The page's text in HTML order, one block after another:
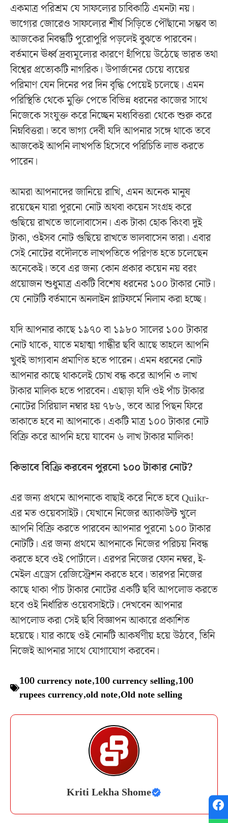
একমাত্র পরিশ্রম যে সাফল্যের চাবিকাঠি এমনটা নয়।
ভাগ্যের জোরেও সাফল্যের শীর্ষ সিড়িতে পৌঁছানো সম্ভব তা
আজকের নিবন্ধটি পুরোপুরি পড়লেই বুঝতে পারবেন।
বর্তমানে ঊর্ধ্ব দ্রব্যমূল্যের কারণে হাঁপিয়ে উঠেছে ভারত তথা
বিশ্বের প্রত্যেকটি নাগরিক। উপার্জনের চেয়ে ব্যয়ের
পরিমাণ যেন দিনের পর দিন বৃদ্ধি পেয়েই চলেছে। এমন
পরিস্থিতি থেকে মুক্তি পেতে বিভিন্ন ধরনের কাজের সাথে
নিজেকে সংযুক্ত করে নিচ্ছেন মধ্যবিত্তরা থেকে শুরু করে
নিম্নবিত্তরা। তবে ভাগ্য দেবী যদি আপনার সঙ্গে থাকে তবে
আজকেই আপনি লাখপতি হিসেবে পরিচিতি লাভ করতে
পারেন।
আমরা আপনাদের জানিয়ে রাখি, এমন অনেক মানুষ
রয়েছেন যারা পুরনো নোট অথবা কয়েন সংগ্রহ করে
গুছিয়ে রাখতে ভালোবাসেন। এক টাকা হোক কিংবা দুই
টাকা, ওইসব নোট গুছিয়ে রাখতে ভালবাসেন তারা। এবার
সেই নোটের বদৌলতে লাখপতিতে পরিণত হতে চলেছেন
অনেকেই। তবে এর জন্য কোন প্রকার কয়েন নয় বরং
প্রয়োজন শুধুমাত্র একটি বিশেষ ধরনের ১০০ টাকার নোট।
যে নোটটি বর্তমানে অনলাইন প্লাটফর্মে নিলাম করা হচ্ছে।
যদি আপনার কাছে ১৯৭০ বা ১৯৮০ সালের ১০০ টাকার
নোট থাকে, যাতে মহাত্মা গান্ধীর ছবি আছে তাহলে আপনি
খুবই ভাগ্যবান প্রমাণিত হতে পারেন। এমন ধরনের নোট
আপনার কাছে থাকলেই চোখ বন্ধ করে আপনি ৩ লাখ
টাকার মালিক হতে পারবেন। এছাড়া যদি ওই পাঁচ টাকার
নোটের সিরিয়াল নম্বার হয় ৭৮৬, তবে আর পিছন ফিরে
তাকাতে হবে না আপনাকে। একটি মাত্র ১০০ টাকার নোট
বিক্রি করে আপনি হয়ে যাবেন ৬ লাখ টাকার মালিক!
কিভাবে বিক্রি করবেন পুরনো ১০০ টাকার নোট?
এর জন্য প্রথমে আপনাকে বাছাই করে নিতে হবে Quikr-
এর মত ওয়েবসাইট। যেখানে নিজের অ্যাকাউন্ট খুলে
আপনি বিক্রি করতে পারবেন আপনার পুরনো ১০০ টাকার
নোটটি। এর জন্য প্রথমে আপনাকে নিজের পরিচয় নিবন্ধ
করতে হবে ওই পোর্টালে। এরপর নিজের ফোন নম্বর, ই-
মেইল এড্রেস রেজিস্ট্রেশন করতে হবে। তারপর নিজের
কাছে থাকা পাঁচ টাকার নোটের একটি ছবি আপলোড করতে
হবে ওই নির্ধারিত ওয়েবসাইটে। দেখবেন আপনার
আপলোড করা সেই ছবি বিজ্ঞাপন আকারে প্রকাশিত
হয়েছে। যার কাছে ওই নোনটি আকর্ষণীয় হয়ে উঠবে, তিনি
নিজেই আপনার সাথে যোগাযোগ করবেন।
100 currency note,100 currency selling,100
rupees currency,old note,Old note selling
Kriti Lekha Shome